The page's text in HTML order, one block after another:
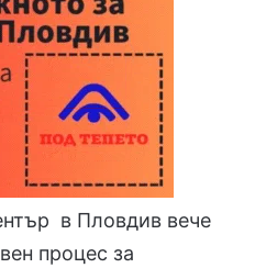
в Пловдив вече
процес за